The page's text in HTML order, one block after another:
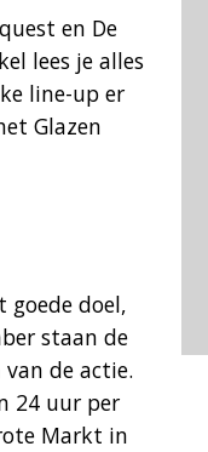
en De
lees je alles
line-up er
Glazen
goede doel,
staan de
de actie.
24 uur per
Markt in